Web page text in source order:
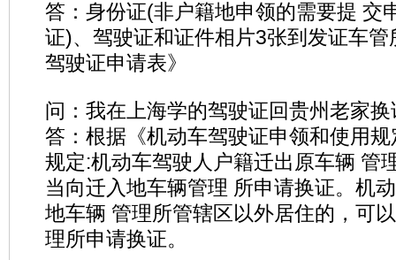
答：身份证(非户籍地申领的需要提 交
证)、驾驶证和证件相片3张到发证车管
驾驶证申请表》
问：我在上海学的驾驶证回贵州老家
答：根据《机动车驾驶证申领和使用
规定:机动车驾驶人户籍迁出原车辆 管
当向迁入地车辆管理 所申请换证。机
地车辆 管理所管辖区以外居住的，可
理所申请换证。